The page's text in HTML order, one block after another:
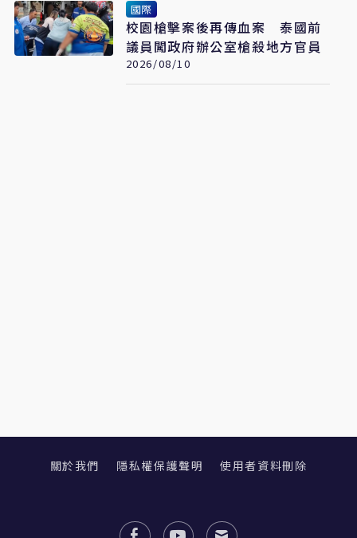
國際
校園槍擊案後再傳血案 泰國前
議員闖政府辦公室槍殺地方官員
2026/08/10
關於我們 隱私權保護聲明 使用者資料刪除